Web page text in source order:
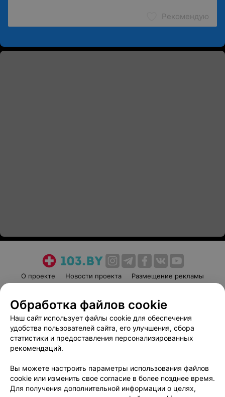
Рекомендую
О проекте Новости проекта
Размещение рекламы
Пользовательское соглашение
Способы оплаты
Вакансии
Партнеры
Написать руководителю 103.by
Обработка персональных данных
Обработка файлов cookie
Наш сайт использует файлы cookie для обеспечения
удобства пользователей сайта, его улучшения, сбора
статистики и предоставления персонализированных
рекомендаций.
Вы можете настроить параметры использования файлов
cookie или изменить свое согласие в более позднее время.
Для получения дополнительной информации о целях,